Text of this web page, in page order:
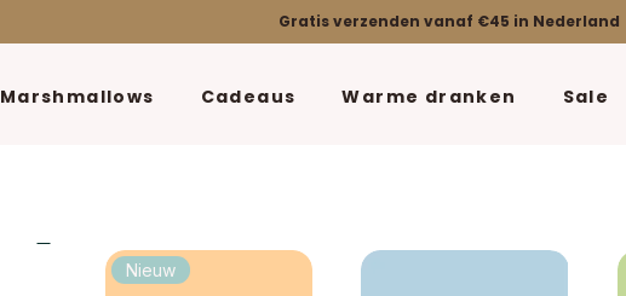
Gratis verzenden vanaf €45 in Nederland
Marshmallows Cadeaus Warme dranken Sale
Nieuw